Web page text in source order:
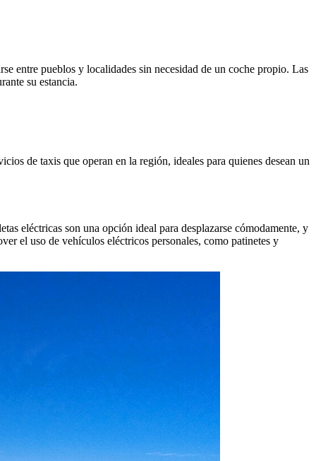
entre pueblos y localidades sin necesidad de un coche propio. Las
su estancia.
de taxis que operan en la región, ideales para quienes desean un
eléctricas son una opción ideal para desplazarse cómodamente, y
el uso de vehículos eléctricos personales, como patinetes y